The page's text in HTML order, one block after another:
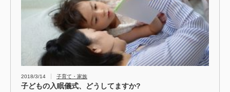
2018/3/14 子育て・家族
子どもの入眠儀式、どうしてますか?